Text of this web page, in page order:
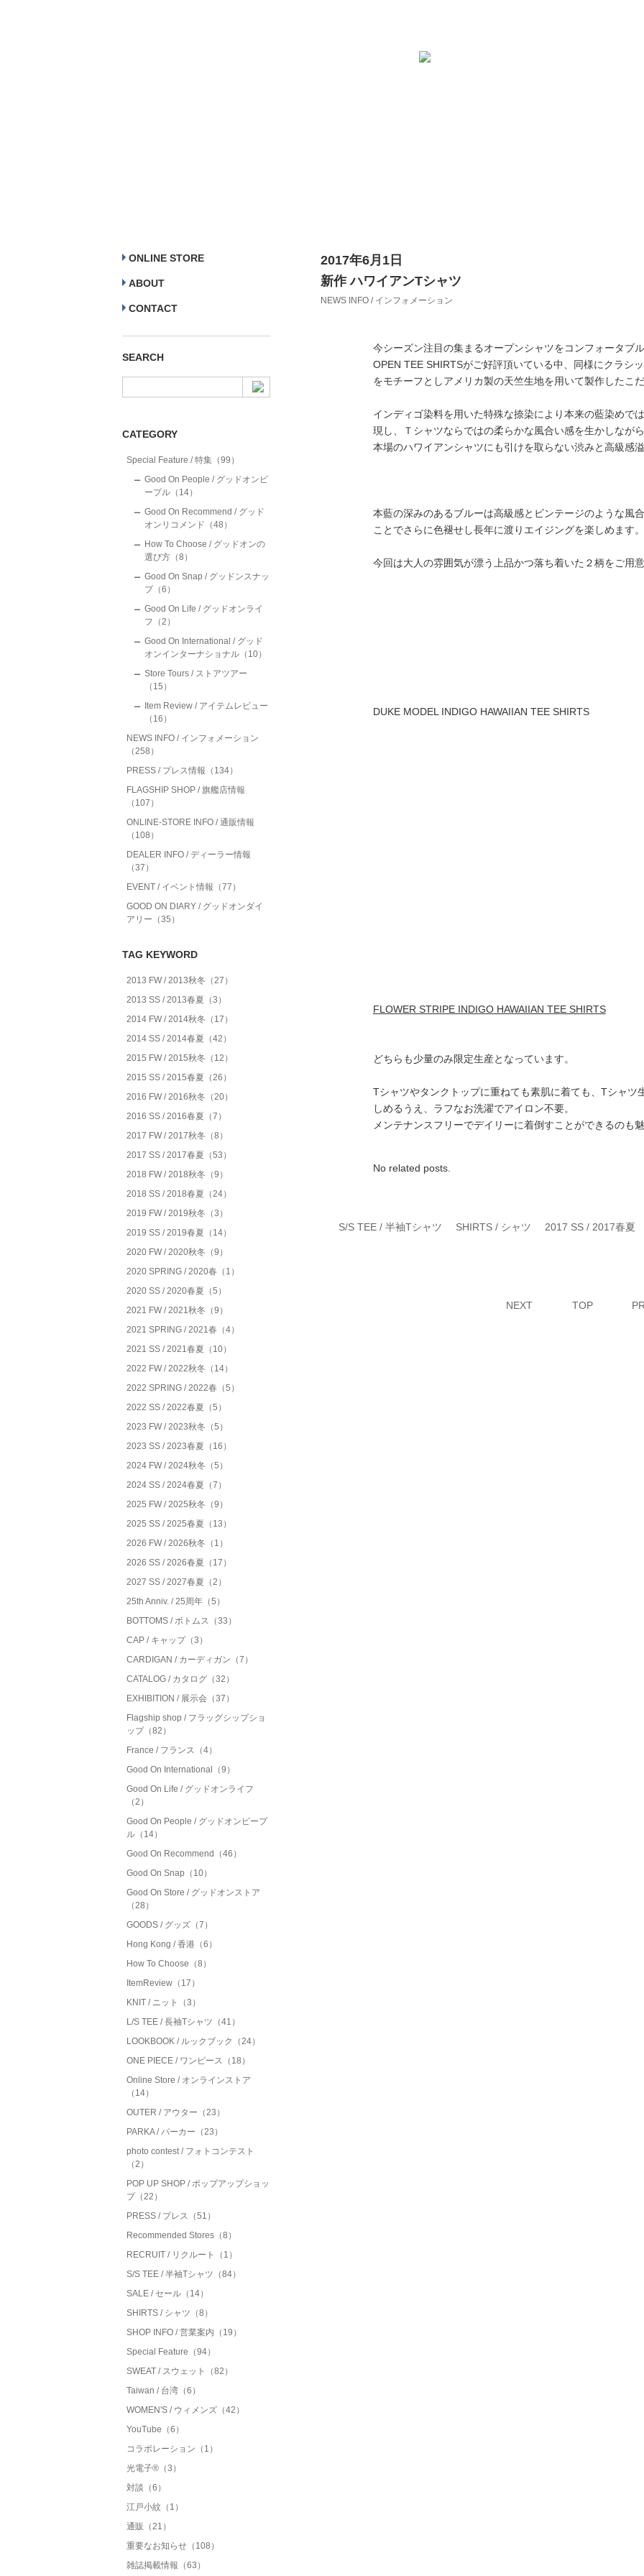
ONLINE STORE
ABOUT
CONTACT
SEARCH
CATEGORY
Special Feature / 特集（99）
Good On People / グッドオンピ
ープル（14）
Good On Recommend / グッド
オンリコメンド（48）
How To Choose / グッドオンの
選び方（8）
Good On Snap / グッドンスナッ
プ（6）
Good On Life / グッドオンライ
フ（2）
Good On International / グッド
オンインターナショナル（10）
Store Tours / ストアツアー
（15）
Item Review / アイテムレビュー
（16）
NEWS INFO / インフォメーション
（258）
PRESS / プレス情報（134）
FLAGSHIP SHOP / 旗艦店情報
（107）
ONLINE-STORE INFO / 通販情報
（108）
DEALER INFO / ディーラー情報
（37）
EVENT / イベント情報（77）
GOOD ON DIARY / グッドオンダイ
アリー（35）
TAG KEYWORD
2013 FW / 2013秋冬（27）
2013 SS / 2013春夏（3）
2014 FW / 2014秋冬（17）
2014 SS / 2014春夏（42）
2015 FW / 2015秋冬（12）
2015 SS / 2015春夏（26）
2016 FW / 2016秋冬（20）
2016 SS / 2016春夏（7）
2017 FW / 2017秋冬（8）
2017 SS / 2017春夏（53）
2018 FW / 2018秋冬（9）
2018 SS / 2018春夏（24）
2019 FW / 2019秋冬（3）
2019 SS / 2019春夏（14）
2020 FW / 2020秋冬（9）
2020 SPRING / 2020春（1）
2020 SS / 2020春夏（5）
2021 FW / 2021秋冬（9）
2021 SPRING / 2021春（4）
2021 SS / 2021春夏（10）
2022 FW / 2022秋冬（14）
2022 SPRING / 2022春（5）
2022 SS / 2022春夏（5）
2023 FW / 2023秋冬（5）
2023 SS / 2023春夏（16）
2024 FW / 2024秋冬（5）
2024 SS / 2024春夏（7）
2025 FW / 2025秋冬（9）
2025 SS / 2025春夏（13）
2026 FW / 2026秋冬（1）
2026 SS / 2026春夏（17）
2027 SS / 2027春夏（2）
25th Anniv. / 25周年（5）
BOTTOMS / ボトムス（33）
CAP / キャップ（3）
CARDIGAN / カーディガン（7）
CATALOG / カタログ（32）
EXHIBITION / 展示会（37）
Flagship shop / フラッグシップショ
ップ（82）
France / フランス（4）
Good On International（9）
Good On Life / グッドオンライフ
（2）
Good On People / グッドオンピープ
ル（14）
Good On Recommend（46）
Good On Snap（10）
Good On Store / グッドオンストア
（28）
GOODS / グッズ（7）
Hong Kong / 香港（6）
How To Choose（8）
ItemReview（17）
KNIT / ニット（3）
L/S TEE / 長袖Tシャツ（41）
LOOKBOOK / ルックブック（24）
ONE PIECE / ワンピース（18）
Online Store / オンラインストア
（14）
OUTER / アウター（23）
PARKA / パーカー（23）
photo contest / フォトコンテスト
（2）
POP UP SHOP / ポップアップショッ
プ（22）
PRESS / プレス（51）
Recommended Stores（8）
RECRUIT / リクルート（1）
S/S TEE / 半袖Tシャツ（84）
SALE / セール（14）
SHIRTS / シャツ（8）
SHOP INFO / 営業案内（19）
Special Feature（94）
SWEAT / スウェット（82）
Taiwan / 台湾（6）
WOMEN'S / ウィメンズ（42）
YouTube（6）
コラボレーション（1）
光電子®（3）
対談（6）
江戸小紋（1）
通販（21）
重要なお知らせ（108）
雑誌掲載情報（63）
2017年6月1日
新作 ハワイアンTシャツ
NEWS INFO / インフォメーション
今シーズン注目の集まるオープンシャツをコンフォータブ
OPEN TEE SHIRTSがご好評頂いている中、同様にクラシ
をモチーフとしアメリカ製の天竺生地を用いて製作したこ
インディゴ染料を用いた特殊な捺染により本来の藍染めで
現し、Ｔシャツならではの柔らかな風合い感を生かしなが
本場のハワイアンシャツにも引けを取らない渋みと高級感
本藍の深みのあるブルーは高級感とビンテージのような風
ことでさらに色褪せし長年に渡りエイジングを楽しめます。
今回は大人の雰囲気が漂う上品かつ落ち着いた２柄をご用
DUKE MODEL INDIGO HAWAIIAN TEE SHIRTS
FLOWER STRIPE INDIGO HAWAIIAN TEE SHIRTS
どちらも少量のみ限定生産となっています。
Tシャツやタンクトップに重ねても素肌に着ても、Tシャツ
しめるうえ、ラフなお洗濯でアイロン不要。
メンテナンスフリーでデイリーに着倒すことができるのも
No related posts.
S/S TEE / 半袖Tシャツ SHIRTS / シャツ 2017 SS / 2017春夏
NEXT TOP